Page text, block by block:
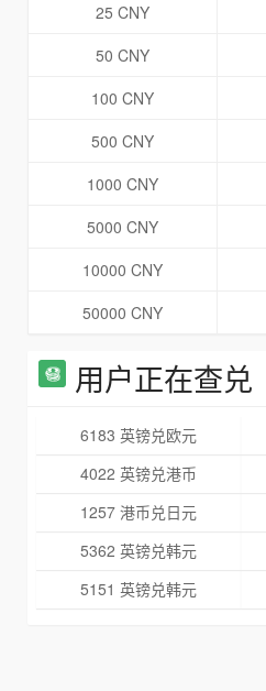
25 CNY
50 CNY
100 CNY
500 CNY
1000 CNY
5000 CNY
10000 CNY
50000 CNY
用户正在查兑
6183 英镑兑欧元
4022 英镑兑港币
1257 港币兑日元
5362 英镑兑韩元
5151 英镑兑韩元